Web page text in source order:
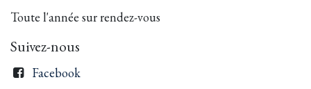
Toute l'année sur rendez-vous
Suivez-nous
Facebook